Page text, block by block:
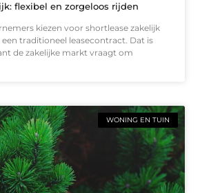
flexibel en zorgeloos rijden
kiezen voor shortlease zakelijk
traditioneel leasecontract. Dat is
de zakelijke markt vraagt om
WONING EN TUIN